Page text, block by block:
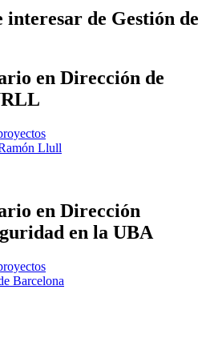
interesar de Gestión de
en Dirección de
Llull
en Dirección
en la UBA
Barcelona